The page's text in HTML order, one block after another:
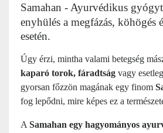
Samahan - Ayurvédikus
enyhülés a megfázás, köhögés
esetén.
Úgy érzi, mintha valami betegség
kaparó torok, fáradtság vagy
gyorsan főzzön magának egy finom
fog lepődni, mire képes ez a
A Samahan egy hagyományos